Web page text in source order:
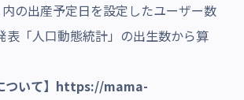
の出産予定日を設定したユーザー数
表「人口動態統計」の出生数から算
いて】 https://mama-